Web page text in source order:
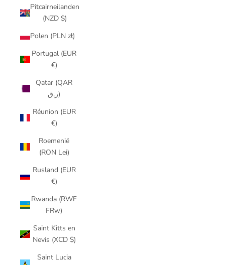
Pitcairneilanden
(NZD $)
Polen (PLN zł)
Portugal (EUR
€)
Qatar (QAR
ر.ق)
Réunion (EUR
€)
Roemenië
(RON Lei)
Rusland (EUR
€)
Rwanda (RWF
FRw)
Saint Kitts en
Nevis (XCD $)
Saint Lucia